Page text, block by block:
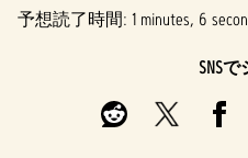
予想読了時間 1 minutes, 6
SNS